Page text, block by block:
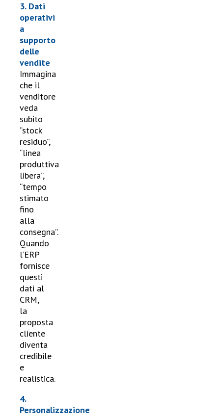
3. Dati
operativi
a
supporto
delle
vendite
Immagina
che il
venditore
veda
subito
“stock
residuo”,
“linea
produttiva
libera”,
“tempo
stimato
fino
alla
consegna”.
Quando
l’ERP
fornisce
questi
dati al
CRM,
la
proposta
cliente
diventa
credibile
e
realistica.
4.
Personalizzazione